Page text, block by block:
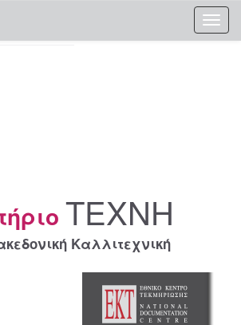
ΤΕΧΝΗ
Καλλιτεχνική